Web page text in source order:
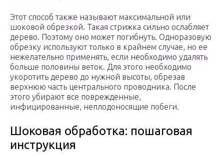
Этот способ также называют максимальной или
шоковой обрезкой. Такая стрижка сильно ослабляет
дерево. Поэтому оно может погибнуть. Одноразовую
обрезку используют только в крайнем случае, но ее
нежелательно применять, если необходимо удалять
больше половины веток. Для этого необходимо
укоротить дерево до нужной высоты, обрезав
верхнюю часть центрального проводника. После
этого убирают все поврежденные,
инфицированные, неплодоносящие побеги.
Шоковая обработка: пошаговая
инструкция